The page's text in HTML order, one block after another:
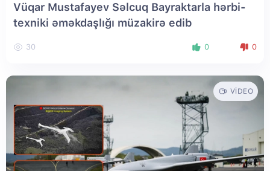
Vüqar Mustafayev Səlcuq Bayraktarla hərbi-
texniki əməkdaşlığı müzakirə edib
30 0 0
VIDEO